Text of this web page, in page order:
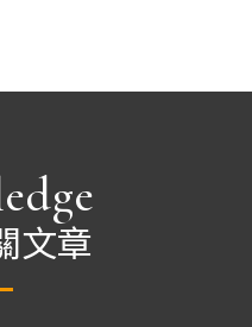
文章